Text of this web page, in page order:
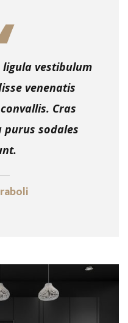
vestibulum
venenatis
Cras
purus sodales